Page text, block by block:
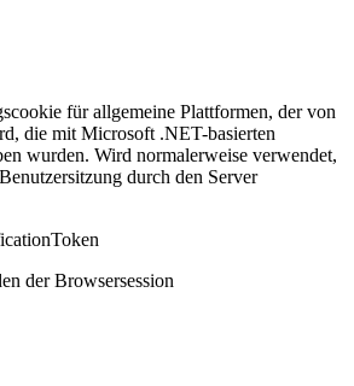
für allgemeine Plattformen, der von
die mit Microsoft .NET-basierten
wurden. Wird normalerweise verwendet,
durch den Server
der Browsersession